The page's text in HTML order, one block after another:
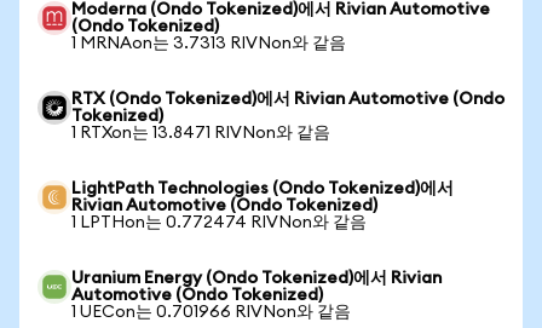
Moderna (Ondo Tokenized)에서 Rivian Automotive
(Ondo Tokenized)
1 MRNAon는 3.7313 RIVNon와 같음
RTX (Ondo Tokenized)에서 Rivian Automotive (Ondo
Tokenized)
1 RTXon는 13.8471 RIVNon와 같음
LightPath Technologies (Ondo Tokenized)에서
Rivian Automotive (Ondo Tokenized)
1 LPTHon는 0.772474 RIVNon와 같음
Uranium Energy (Ondo Tokenized)에서 Rivian
Automotive (Ondo Tokenized)
1 UECon는 0.701966 RIVNon와 같음